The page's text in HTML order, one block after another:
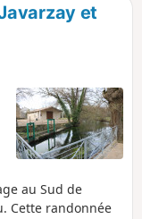
et
au Sud de
Cette randonnée